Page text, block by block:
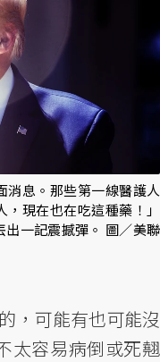
消息。那些第一線醫護人
現在也在吃這種藥！」
一記震撼彈。 圖／美聯
，可能有也可能沒
太容易病倒或死翹